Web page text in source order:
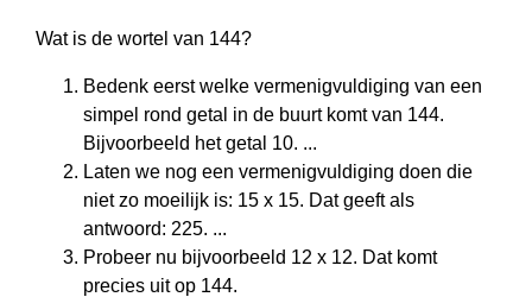
Wat is de wortel van 144?
Bedenk eerst welke vermenigvuldiging van een
simpel rond getal in de buurt komt van 144.
Bijvoorbeeld het getal 10. ...
Laten we nog een vermenigvuldiging doen die
niet zo moeilijk is: 15 x 15. Dat geeft als
antwoord: 225. ...
Probeer nu bijvoorbeeld 12 x 12. Dat komt
precies uit op 144.